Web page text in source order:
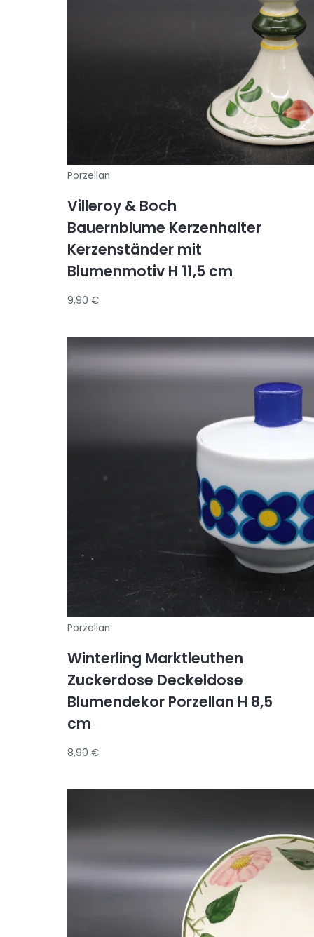
Porzellan
Villeroy & Boch
Bauernblume Kerzenhalter
Kerzenständer mit
Blumenmotiv H 11,5 cm
9,90€
Porzellan
Winterling Marktleuthen
Zuckerdose Deckeldose
Blumendekor Porzellan H 8,5
cm
8,90€